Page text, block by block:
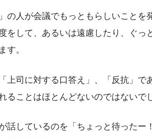
の人が会議でもっともらしいことを
をして、あるいは遠慮したり、ぐっ
す。
上司に対する口答え」、「反抗」で
ることはほとんどないのではないで
話しているのを「ちょっと待ったー